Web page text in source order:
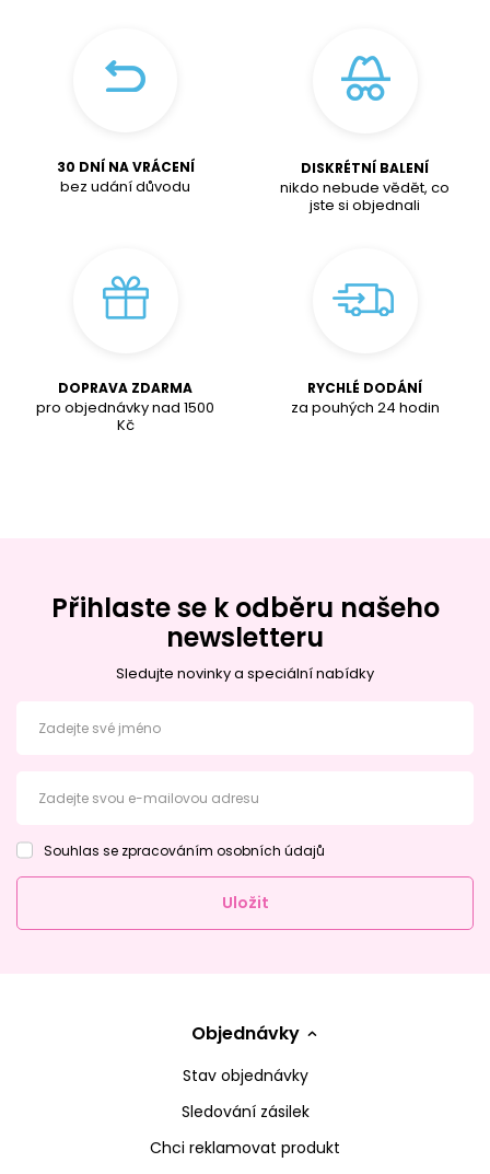
30 DNÍ NA VRÁCENÍ
bez udání důvodu
DISKRÉTNÍ BALENÍ
nikdo nebude vědět, co
jste si objednali
DOPRAVA ZDARMA
pro objednávky nad 1500
Kč
RYCHLÉ DODÁNÍ
za pouhých 24 hodin
Přihlaste se k odběru našeho
newsletteru
Sledujte novinky a speciální nabídky
Zadejte své jméno
Zadejte svou e-mailovou adresu
Souhlas se zpracováním osobních údajů
Uložit
Objednávky
Stav objednávky
Sledování zásilek
Chci reklamovat produkt